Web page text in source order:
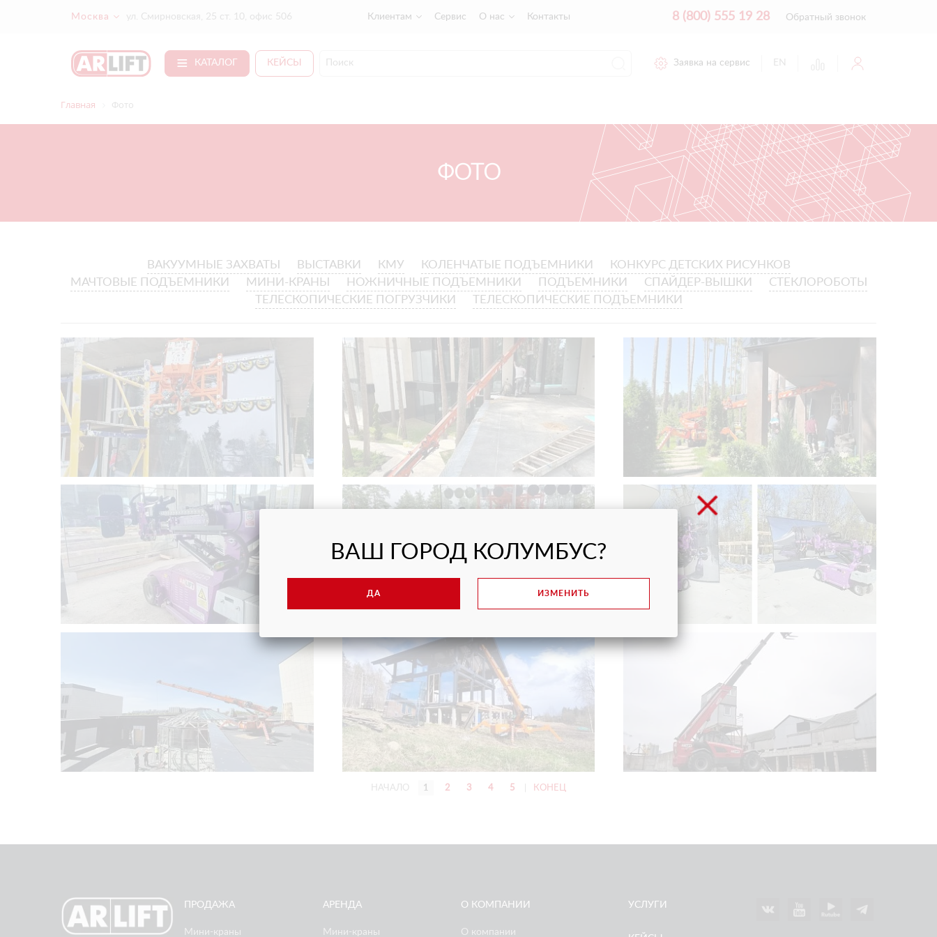
Москва ул. Смирновская, 25 ст. 10, офис 506 Клиентам Сервис О нас Контакты 8 (800) 555 19 28 Обратный звонок
КАТАЛОГ КЕЙСЫ Заявка на сервис EN
Главная Фото
ФОТО
ВАКУУМНЫЕ ЗАХВАТЫ ВЫСТАВКИ КМУ КОЛЕНЧАТЫЕ ПОДЪЕМНИКИ
КОНКУРС ДЕТСКИХ РИСУНКОВ
МАЧТОВЫЕ ПОДЪЕМНИКИ
МИНИ-КРАНЫ НОЖНИЧНЫЕ ПОДЪЕМНИКИ ПОДЪЕМНИКИ СПАЙДЕР-ВЫШКИ
СТЕКЛОРОБОТЫ
ТЕЛЕСКОПИЧЕСКИЕ ПОГРУЗЧИКИ
ТЕЛЕСКОПИЧЕСКИЕ ПОДЪЕМНИКИ
НАЧАЛО 1 2 3 4 5 КОНЕЦ
ПРОДАЖА
Мини-краны
АРЕНДА
Мини-краны
О КОМПАНИИ
О компании
УСЛУГИ
ВАШ ГОРОД КОЛУМБУС?
ДА ИЗМЕНИТЬ